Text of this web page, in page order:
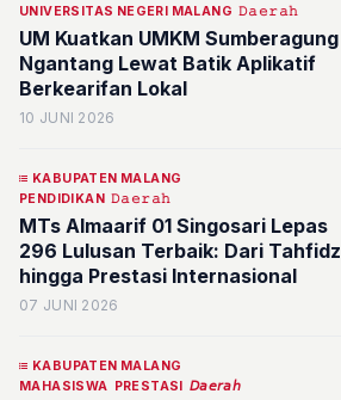
UNIVERSITAS NEGERI MALANG 𝙳𝚊𝚎𝚛𝚊𝚑
UM Kuatkan UMKM Sumberagung
Ngantang Lewat Batik Aplikatif
Berkearifan Lokal
10 JUNI 2026
KABUPATEN MALANG
PENDIDIKAN 𝙳𝚊𝚎𝚛𝚊𝚑
MTs Almaarif 01 Singosari Lepas
296 Lulusan Terbaik: Dari Tahfidz
hingga Prestasi Internasional
07 JUNI 2026
KABUPATEN MALANG
MAHASISWA PRESTASI 𝘋𝘢𝘦𝘳𝘢𝘩